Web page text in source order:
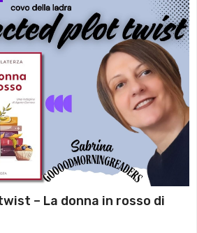
– La donna in rosso di